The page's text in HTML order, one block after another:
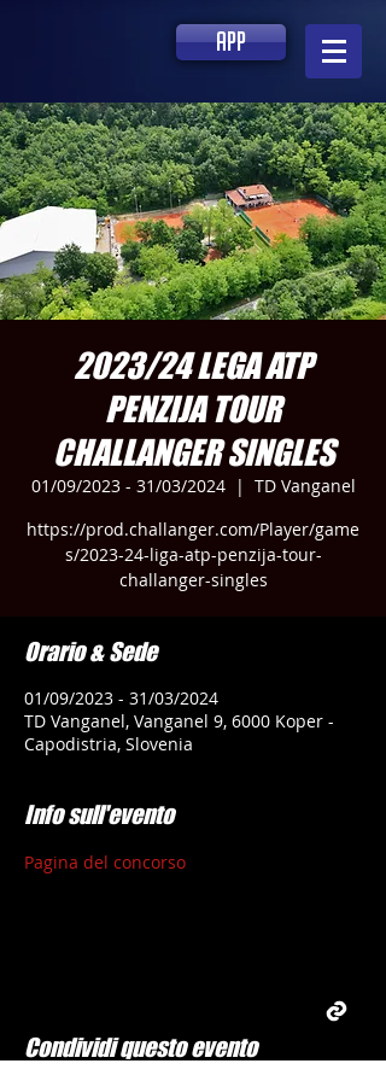
APP
2023/24 LEGA ATP
PENZIJA TOUR
CHALLANGER SINGLES
01/09/2023 - 31/03/2024
  |
TD Vanganel
https://prod.challanger.com/Player/game
s/2023-24-liga-atp-penzija-tour-
challanger-singles
Orario & Sede
01/09/2023 - 31/03/2024
TD Vanganel, Vanganel 9, 6000 Koper -
Capodistria, Slovenia
Info sull'evento
Pagina del concorso
Condividi questo evento